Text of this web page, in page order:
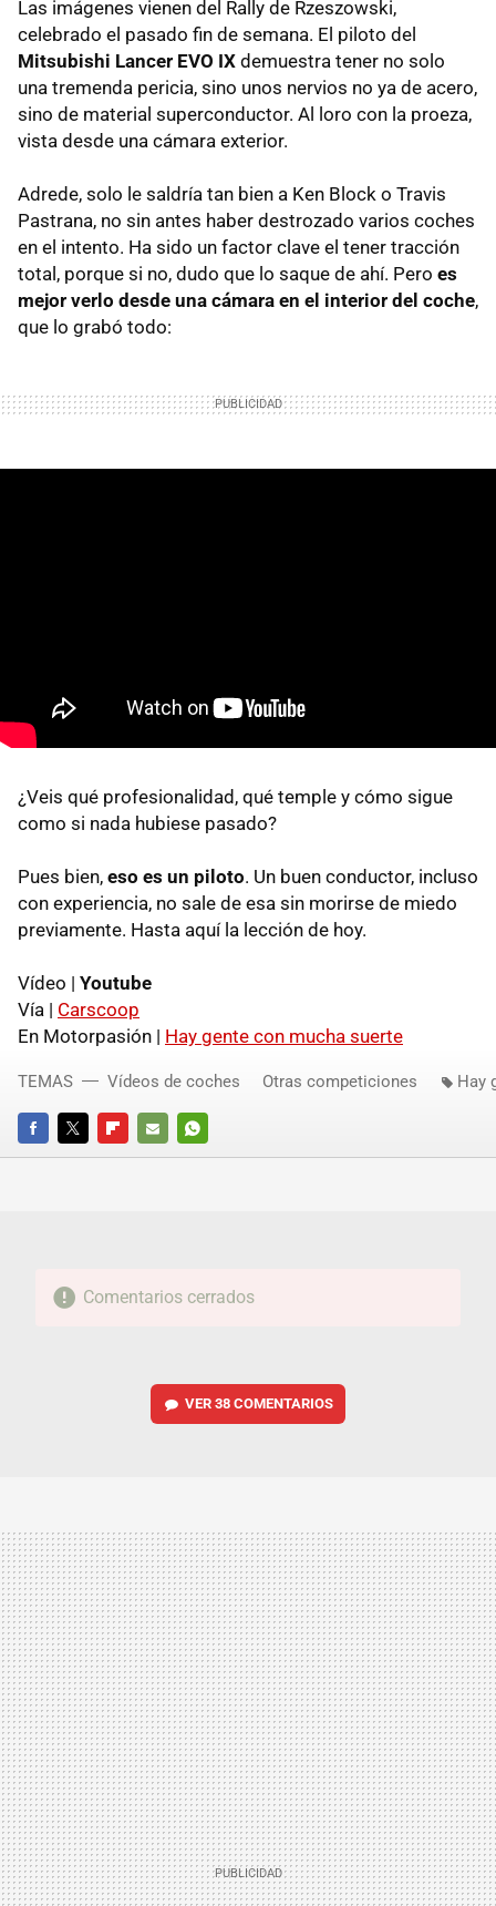
Las imágenes vienen del Rally de Rzeszowski,
celebrado el pasado fin de semana. El piloto del
Mitsubishi Lancer EVO IX demuestra tener no solo
una tremenda pericia, sino unos nervios no ya de acero,
sino de material superconductor. Al loro con la proeza,
vista desde una cámara exterior.
Adrede, solo le saldría tan bien a Ken Block o Travis
Pastrana, no sin antes haber destrozado varios coches
en el intento. Ha sido un factor clave el tener tracción
total, porque si no, dudo que lo saque de ahí. Pero es
mejor verlo desde una cámara en el interior del coche,
que lo grabó todo:
¿Veis qué profesionalidad, qué temple y cómo sigue
como si nada hubiese pasado?
Pues bien, eso es un piloto. Un buen conductor, incluso
con experiencia, no sale de esa sin morirse de miedo
previamente. Hasta aquí la lección de hoy.
Vídeo | Youtube
Vía | Carscoop
En Motorpasión | Hay gente con mucha suerte
FACEBOOKTWITTERFLIPBOARD
E-
WHATSAPP
TEMAS Vídeos de coches Otras competiciones Hay
Comentarios cerrados
VER 38 COMENTARIOS